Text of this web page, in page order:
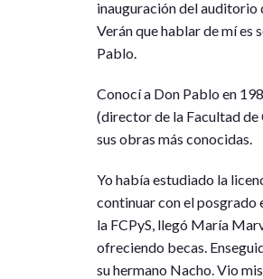
inauguración del auditorio
Verán que hablar de mí es
Pablo.
Conocí a Don Pablo en
(director de la Facultad
sus obras más conocidas.
Yo había estudiado la
continuar con el posgrado
la FCPyS, llegó María
ofreciendo becas.
su hermano Nacho. Vio